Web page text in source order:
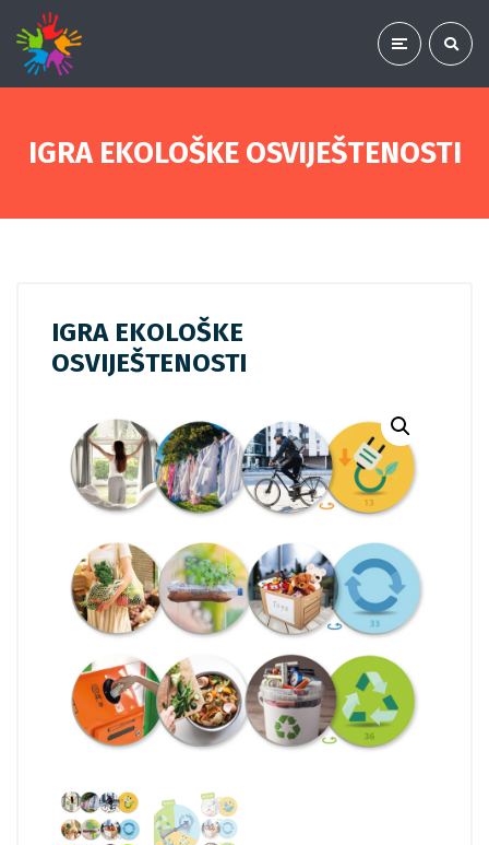
IGRA EKOLOŠKE OSVIJEŠTENOSTI
IGRA EKOLOŠKE
OSVIJEŠTENOSTI